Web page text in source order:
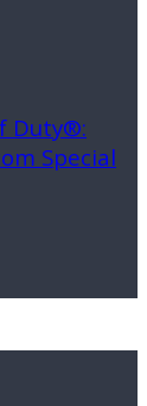
Duty®:
Special